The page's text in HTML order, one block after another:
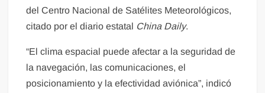
del Centro Nacional de Satélites Meteorológicos,
citado por el diario estatal China Daily.
“El clima espacial puede afectar a la seguridad de
la navegación, las comunicaciones, el
posicionamiento y la efectividad aviónica”, indicó